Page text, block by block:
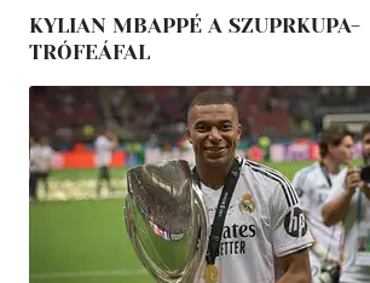
KYLIAN MBAPPÉ A SZUPRKUPA-
TRÓFEÁFAL